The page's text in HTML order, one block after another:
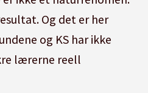
Og det er her
og KS har ikke
lærerne reell